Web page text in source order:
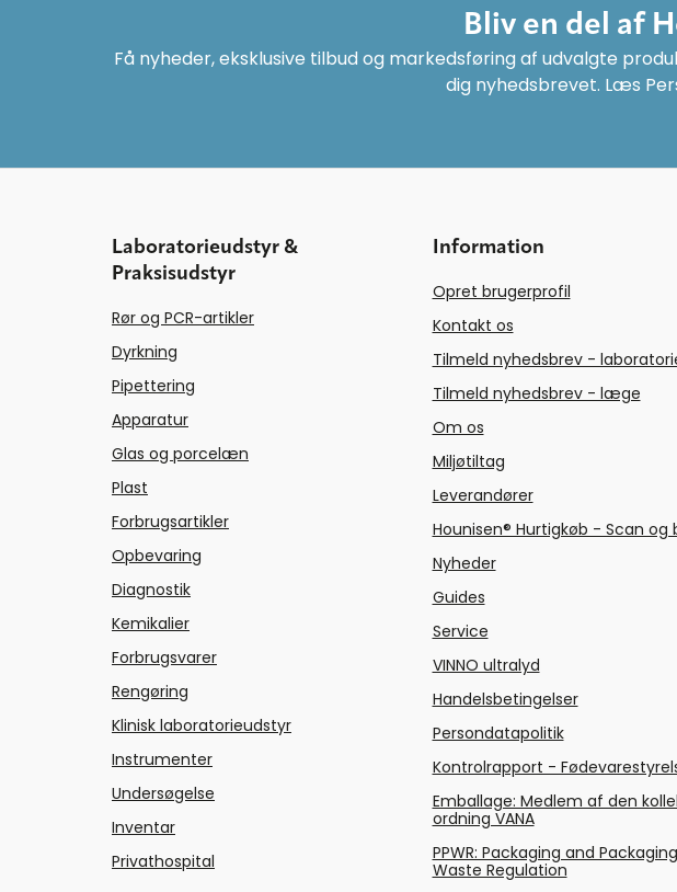
Bliv en del af
Få nyheder, eksklusive tilbud og markedsføring af udvalgte
dig nyhedsbrevet. Læs
Laboratorieudstyr &
Praksisudstyr
Rør og PCR-artikler
Dyrkning
Pipettering
Apparatur
Glas og porcelæn
Plast
Forbrugsartikler
Opbevaring
Diagnostik
Kemikalier
Forbrugsvarer
Rengøring
Klinisk laboratorieudstyr
Instrumenter
Undersøgelse
Inventar
Privathospital
Information
Opret brugerprofil
Kontakt os
Tilmeld nyhedsbrev -
Tilmeld nyhedsbrev - læge
Om os
Miljøtiltag
Leverandører
Hounisen® Hurtigkøb - Scan og
Nyheder
Guides
Service
VINNO ultralyd
Handelsbetingelser
Persondatapolitik
Kontrolrapport -
Emballage: Medlem af den
ordning VANA
PPWR: Packaging and Packaging
Waste Regulation